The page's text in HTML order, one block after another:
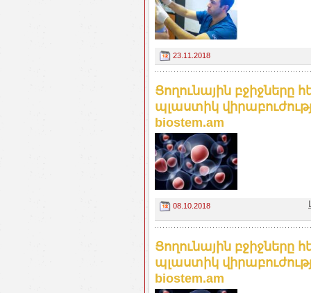
23.11.2018
Ցողունային բջիջները
պլաստիկ
biostem.am
08.10.2018
Ցողունային բջիջները
պլաստիկ
biostem.am